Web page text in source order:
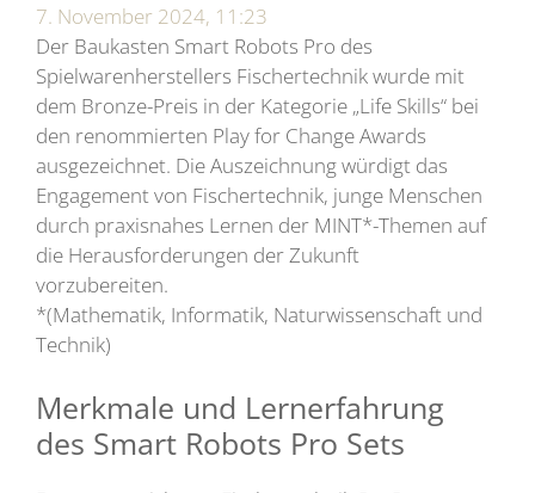
7. November 2024, 11:23
Der Baukasten Smart Robots Pro des
Spielwarenherstellers Fischertechnik wurde mit
dem Bronze-Preis in der Kategorie „Life Skills“ bei
den renommierten Play for Change Awards
ausgezeichnet. Die Auszeichnung würdigt das
Engagement von Fischertechnik, junge Menschen
durch praxisnahes Lernen der MINT*-Themen auf
die Herausforderungen der Zukunft
vorzubereiten.
*(Mathematik, Informatik, Naturwissenschaft und
Technik)
Merkmale und Lernerfahrung
des Smart Robots Pro Sets